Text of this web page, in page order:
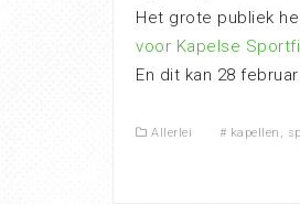
Het grote publiek
voor Kapelse
En dit kan 28
Allerlei # kapellen ,